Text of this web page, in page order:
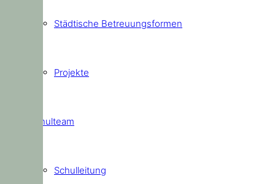
Städtische Betreuungsformen
Projekte
Schulteam
Schulleitung